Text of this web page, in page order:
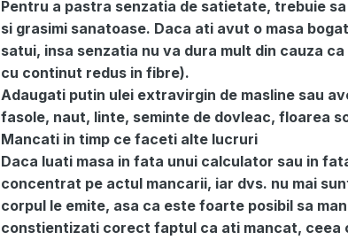
Pentru a pastra senzatia de satietate, trebuie
si grasimi sanatoase. Daca ati avut o masa
satui, insa senzatia nu va dura mult din cauza
cu continut redus in fibre).
Adaugati putin ulei extravirgin de masline sau
fasole, naut, linte, seminte de dovleac, floarea
Mancati in timp ce faceti alte lucruri
Daca luati masa in fata unui calculator sau in
concentrat pe actul mancarii, iar dvs. nu mai
corpul le emite, asa ca este foarte posibil sa
constientizati corect faptul ca ati mancat, ceea